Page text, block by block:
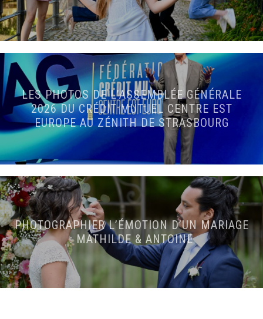
LES PHOTOS DE L’ASSEMBLÉE GÉNÉRALE
2026 DU CRÉDIT MUTUEL CENTRE EST
EUROPE AU ZÉNITH DE STRASBOURG
PHOTOGRAPHIER L’ÉMOTION D’UN MARIAGE
: MATHILDE & ANTOINE